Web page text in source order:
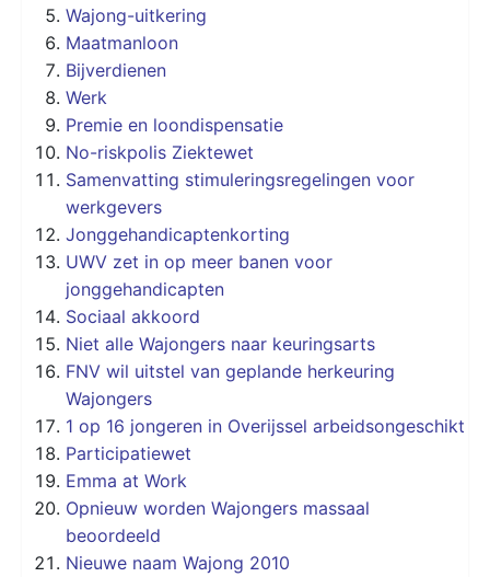
Wajong-uitkering
Maatmanloon
Bijverdienen
Werk
Premie en loondispensatie
No-riskpolis Ziektewet
Samenvatting stimuleringsregelingen voor
werkgevers
Jonggehandicaptenkorting
UWV zet in op meer banen voor
jonggehandicapten
Sociaal akkoord
Niet alle Wajongers naar keuringsarts
FNV wil uitstel van geplande herkeuring
Wajongers
1 op 16 jongeren in Overijssel arbeidsongeschikt
Participatiewet
Emma at Work
Opnieuw worden Wajongers massaal
beoordeeld
Nieuwe naam Wajong 2010